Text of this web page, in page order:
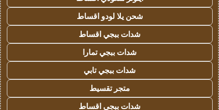
شحن يلا لودو اقساط
شدات ببجي اقساط
شدات ببجي تمارا
شدات ببجي تابي
متجر تقسيط
شدات ببجي اقساط